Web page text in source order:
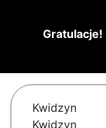
Gratulacje!
Kwidzyn
Kwidzyn